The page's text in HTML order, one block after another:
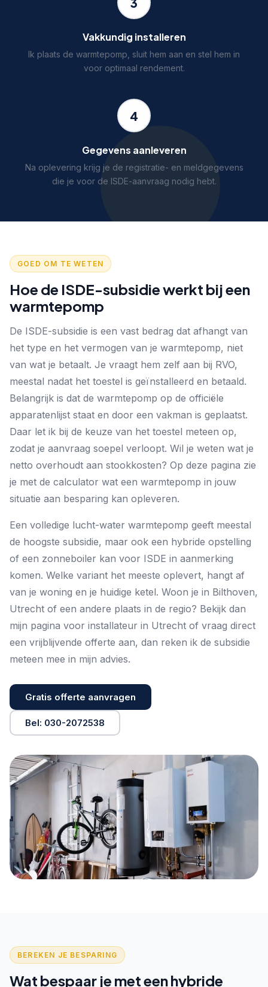
Vakkundig installeren
Ik plaats de warmtepomp, sluit hem aan en stel hem in
voor optimaal rendement.
4
Gegevens aanleveren
Na oplevering krijg je de registratie- en meldgegevens
die je voor de ISDE-aanvraag nodig hebt.
GOED OM TE WETEN
Hoe de ISDE-subsidie werkt bij een
warmtepomp
De ISDE-subsidie is een vast bedrag dat afhangt van
het type en het vermogen van je warmtepomp, niet
van wat je betaalt. Je vraagt hem zelf aan bij RVO,
meestal nadat het toestel is geïnstalleerd en betaald.
Belangrijk is dat de warmtepomp op de officiële
apparatenlijst staat en door een vakman is geplaatst.
Daar let ik bij de keuze van het toestel meteen op,
zodat je aanvraag soepel verloopt. Wil je weten wat je
netto overhoudt aan stookkosten? Op deze pagina zie
je met de calculator wat een warmtepomp in jouw
situatie aan besparing kan opleveren.
Een volledige lucht-water warmtepomp geeft meestal
de hoogste subsidie, maar ook een hybride opstelling
of een zonneboiler kan voor ISDE in aanmerking
komen. Welke variant het meeste oplevert, hangt af
van je woning en je huidige ketel. Woon je in Bilthoven,
Utrecht of een andere plaats in de regio? Bekijk dan
mijn pagina voor installateur in Utrecht of vraag direct
een vrijblijvende offerte aan, dan reken ik de subsidie
meteen mee in mijn advies.
Gratis offerte aanvragen
Bel: 030-2072538
BEREKEN JE BESPARING
Wat bespaar je met een hybride